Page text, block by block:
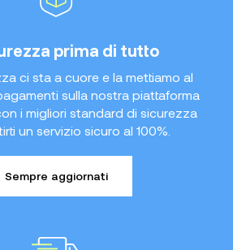
prima di tutto
ci sta a cuore e la mettiamo al
sulla nostra piattaforma
i migliori standard di sicurezza
un servizio sicuro al 100%.
Sempre aggiornati